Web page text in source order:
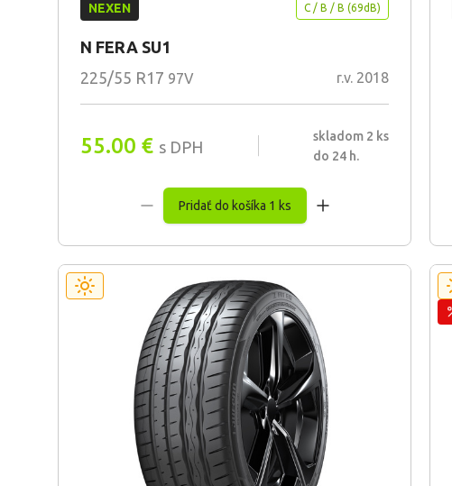
NEXEN C / B / B (69dB)
N FERA SU1
225/55 R17 97V r.v. 2018
55.00 € s DPH
skladom 2 ks
do 24 h.
Pridať do košíka 1 ks